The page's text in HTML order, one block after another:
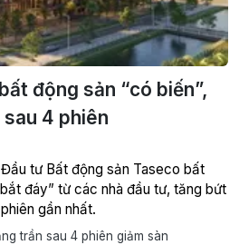
động sản “có biến”,
4 phiên
tư Bất động sản Taseco bất
đáy” từ các nhà đầu tư, tăng bứt
gần nhất.
trần sau 4 phiên giảm sàn